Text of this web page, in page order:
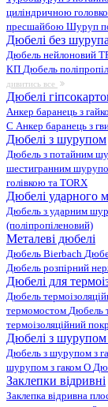
циліндричною
пресшайбою Шуруп
Дюбелі без шурупа
Дюбель нейлоновий
КП Дюбель
дивитись все
Дюбелі
Анкер баранець з
С Анкер баранець з
Дюбелі з шурупом
Дюбель з потайним
шестигранним
голівкою та TORX
Дюбелі ударного
Дюбель з ударним
(поліпропіленовий)
Металеві дюбелі
Дюбель Bierbach
Дюбель розпірний
Дюбелі для
Дюбель
термомостом Дюбель
термоізоляційний
Дюбелі з шурупом
Дюбель з шурупом з
шурупом з гаком O
Заклепки відривні
Заклепка відривна